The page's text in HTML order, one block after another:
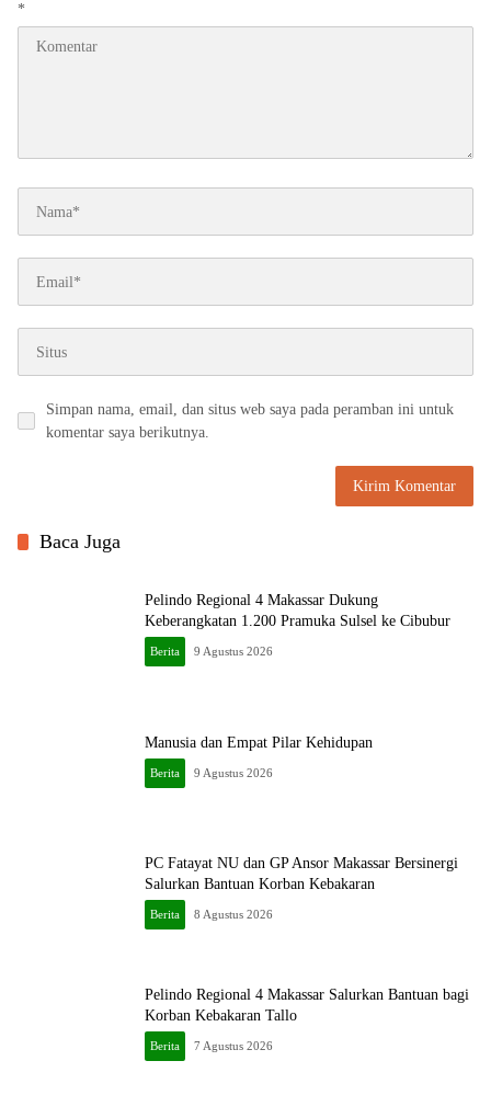
*
Simpan nama, email, dan situs web saya pada peramban ini untuk
komentar saya berikutnya.
Baca Juga
Pelindo Regional 4 Makassar Dukung
Keberangkatan 1.200 Pramuka Sulsel ke Cibubur
Berita 9 Agustus 2026
Manusia dan Empat Pilar Kehidupan
Berita 9 Agustus 2026
PC Fatayat NU dan GP Ansor Makassar Bersinergi
Salurkan Bantuan Korban Kebakaran
Berita 8 Agustus 2026
Pelindo Regional 4 Makassar Salurkan Bantuan bagi
Korban Kebakaran Tallo
Berita 7 Agustus 2026